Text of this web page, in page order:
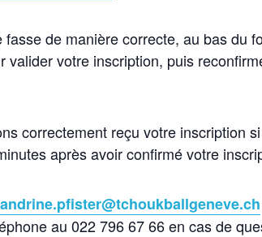
fasse de manière correcte, au bas du
valider votre inscription, puis
correctement reçu votre inscription
après avoir confirmé votre
au 022 796 67 66 en cas de